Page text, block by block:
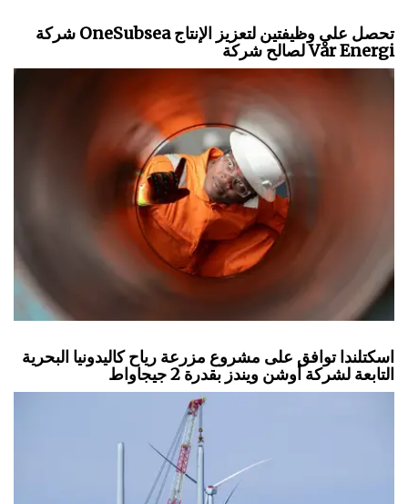
شركة OneSubsea تحصل على وظيفتين لتعزيز الإنتاج
لصالح شركة Vår Energi
اسكتلندا توافق على مشروع مزرعة رياح كاليدونيا البحرية
التابعة لشركة أوشن ويندز بقدرة 2 جيجاواط